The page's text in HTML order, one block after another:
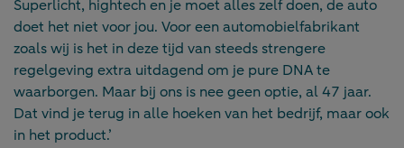
Superlicht, hightech en je moet alles zelf doen, de auto
doet het niet voor jou. Voor een automobielfabrikant
zoals wij is het in deze tijd van steeds strengere
regelgeving extra uitdagend om je pure DNA te
waarborgen. Maar bij ons is nee geen optie, al 47 jaar.
Dat vind je terug in alle hoeken van het bedrijf, maar ook
in het product.’